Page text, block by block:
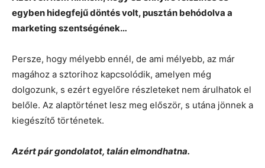
egyben hidegfejű döntés volt, pusztán behódolva a
marketing szentségének…
Persze, hogy mélyebb ennél, de ami mélyebb, az már
magához a sztorihoz kapcsolódik, amelyen még
dolgozunk, s ezért egyelőre részleteket nem árulhatok el
belőle. Az alaptörténet lesz meg először, s utána jönnek a
kiegészítő történetek.
Azért pár gondolatot, talán elmondhatna.